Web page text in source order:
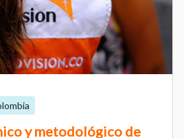
y metodológico de